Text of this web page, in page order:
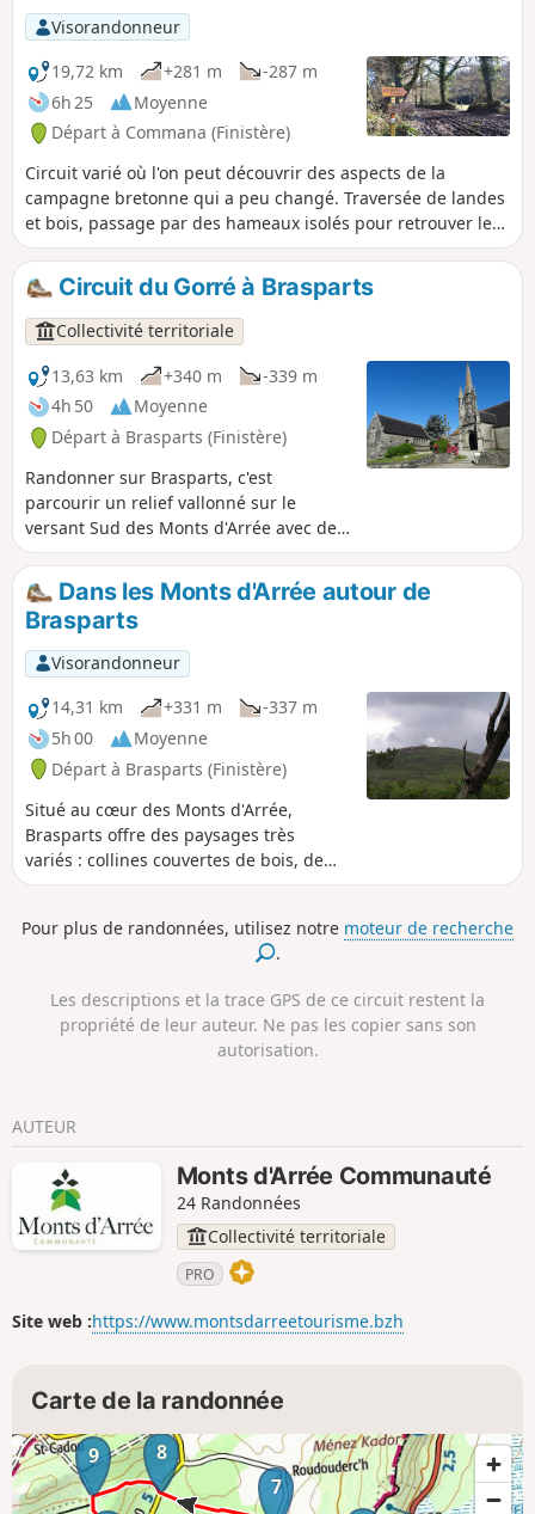
Visorandonneur
19,72 km
+281 m
-287 m
6h 25
Moyenne
Départ à Commana (Finistère)
Circuit varié où l'on peut découvrir des aspects de la
campagne bretonne qui a peu changé. Traversée de landes
et bois, passage par des hameaux isolés pour retrouver le
lac et ses abords aménagés.
Circuit du Gorré à Brasparts
Collectivité territoriale
13,63 km
+340 m
-339 m
4h 50
Moyenne
Départ à Brasparts (Finistère)
Randonner sur Brasparts, c'est
parcourir un relief vallonné sur le
versant Sud des Monts d'Arrée avec des
paysages variés et des sites chargés
d'histoire.
Dans les Monts d'Arrée autour de
Brasparts
Visorandonneur
14,31 km
+331 m
-337 m
5h 00
Moyenne
Départ à Brasparts (Finistère)
Situé au cœur des Monts d'Arrée,
Brasparts offre des paysages très
variés : collines couvertes de bois, de
landes ou de riches cultures, vallées
pâturages, le bocage restant assez
dense. Ce circuit présente un bel
patrimoine religieux est bien connu
comme l'Église Notre-Dame et Saint-
Tugen et son ossuaire du XVIe siècle
tous ».
Pour plus de randonnées, utilisez notre moteur de recherche
.
Les descriptions et la trace GPS de ce circuit restent la
propriété de leur auteur. Ne pas les copier sans son
autorisation.
AUTEUR
Monts d'Arrée Communauté
24 Randonnées
Collectivité territoriale
PRO
Site web :https://www.montsdarreetourisme.bzh
Carte de la randonnée
7
8
9